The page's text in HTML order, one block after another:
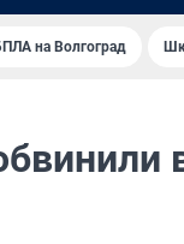
на Волгоград